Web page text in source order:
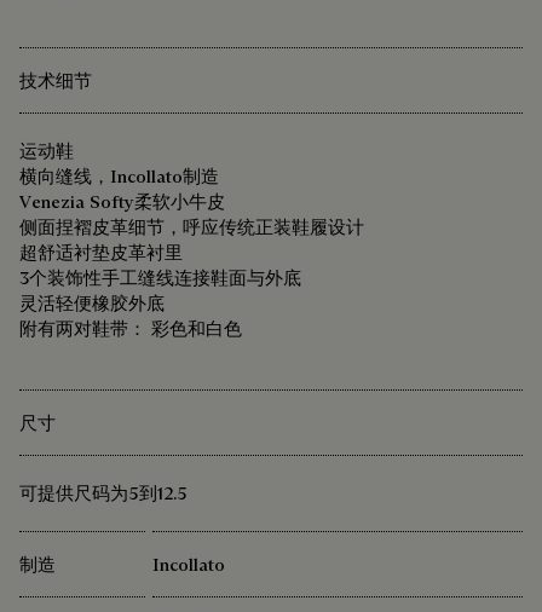
技术细节
运动鞋
横向缝线，Incollato制造
Venezia Softy柔软小牛皮
侧面捏褶皮革细节，呼应传统正装鞋履设计
超舒适衬垫皮革衬里
3个装饰性手工缝线连接鞋面与外底
灵活轻便橡胶外底
附有两对鞋带： 彩色和白色
尺寸
可提供尺码为5到12.5
制造 Incollato